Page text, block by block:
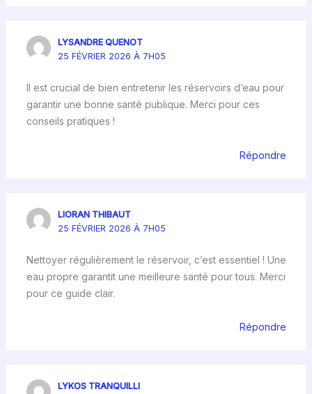
LYSANDRE QUENOT
25 FÉVRIER 2026 À 7H05
Il est crucial de bien entretenir les réservoirs d’eau pour
garantir une bonne santé publique. Merci pour ces
conseils pratiques !
Répondre
LIORAN THIBAUT
25 FÉVRIER 2026 À 7H05
Nettoyer régulièrement le réservoir, c’est essentiel ! Une
eau propre garantit une meilleure santé pour tous. Merci
pour ce guide clair.
Répondre
LYKOS TRANQUILLI